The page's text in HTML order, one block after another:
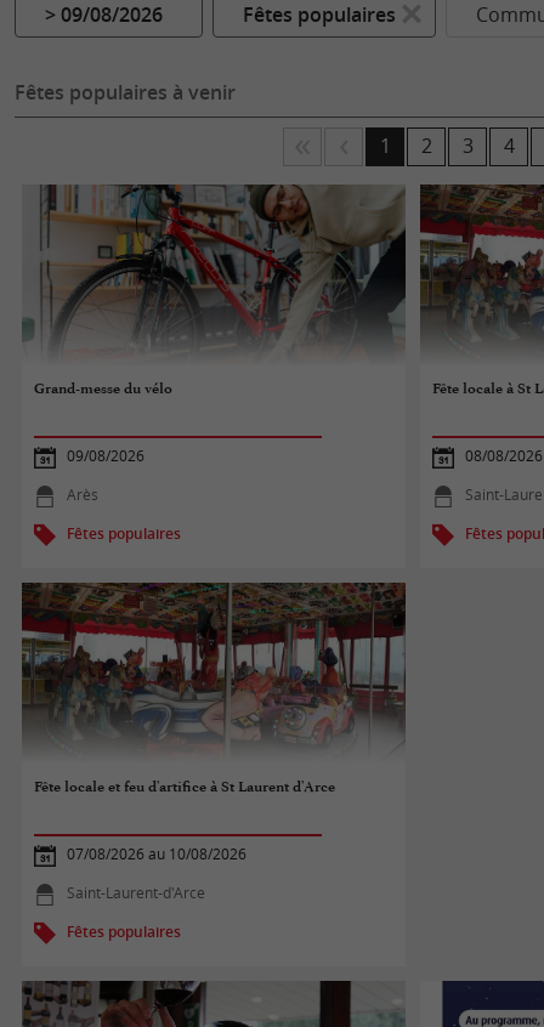
> 09/08/2026 Fêtes populaires
Fêtes populaires à venir
1 2 3 4
Grand-messe du vélo
09/08/2026
Arès
Fêtes populaires
Fête locale à St
08/08/
Saint-
Fêtes
Fête locale et feu d'artifice à St Laurent d'Arce
07/08/2026 au 10/08/2026
Saint-Laurent-d'Arce
Fêtes populaires